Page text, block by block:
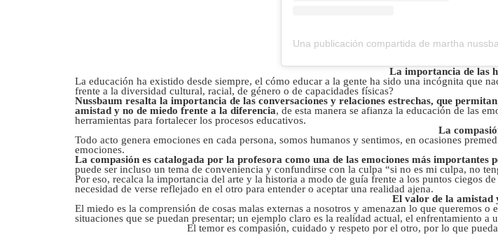
Una publicación compartida de martha
La importancia de las
La educación ha existido desde siempre, el cómo educar a la gente ha sido una incógnita que
frente a la diversidad cultural, racial, de género o de capacidades físicas?
Nussbaum resalta la importancia de las conversaciones y relaciones estrechas, que
amistad y no de miedo frente a la diferencia, de esta manera se afianza la educación de las
herramientas para fortalecer los procesos educativos.
La
Todo acto genera emociones en cada persona, somos humanos y sentimos, en ocasiones
emociones.
La compasión es catalogada por la profesora como una de las emociones más
puede ser incluso un tema de conveniencia y confundirse con la culpa “si no es mi culpa, no
Por eso, recalca la importancia del arte y la historia a modo de guía frente a los puntos ciegos
necesidad de verse reflejado en el otro para entender o aceptar una realidad ajena.
El valor de la amistad
El miedo es la comprensión de cosas malas externas a nosotros y amenazan lo que queremos
situaciones que se puedan presentar; un ejemplo claro es la realidad actual, el enfrentamiento a
El temor es compasión, cuidado y respeto por el otro, por lo que